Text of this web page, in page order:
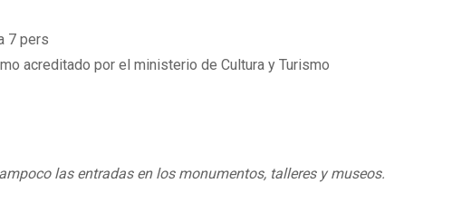
7 pers
acreditado por el ministerio de Cultura y Turismo
las entradas en los monumentos, talleres y museos.